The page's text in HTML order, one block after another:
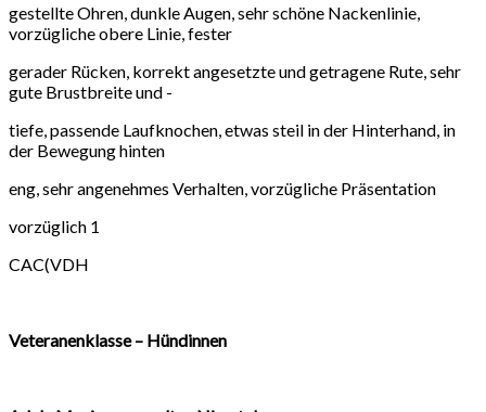
gestellte Ohren, dunkle Augen, sehr schöne Nackenlinie,
vorzügliche obere Linie, fester
gerader Rücken, korrekt angesetzte und getragene Rute, sehr
gute Brustbreite und -
tiefe, passende Laufknochen, etwas steil in der Hinterhand, in
der Bewegung hinten
eng, sehr angenehmes Verhalten, vorzügliche Präsentation
vorzüglich 1
CAC(VDH
Veteranenklasse – Hündinnen